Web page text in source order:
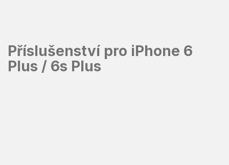
Příslušenství pro iPhone 6
Plus / 6s Plus